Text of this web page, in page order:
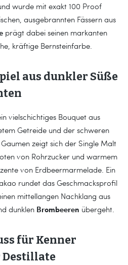
wurde mit exakt 100 Proof
ausgebrannten Fässern aus
prägt dabei seinen markanten
kräftige Bernsteinfarbe.
aus dunkler Süße
vielschichtiges Bouquet aus
Getreide und der schweren
zeigt sich der Single Malt
von Rohrzucker und warmem
von Erdbeermarmelade. Ein
rundet das Geschmacksprofil
mittellangen Nachklang aus
dunklen Brombeeren übergeht.
für Kenner